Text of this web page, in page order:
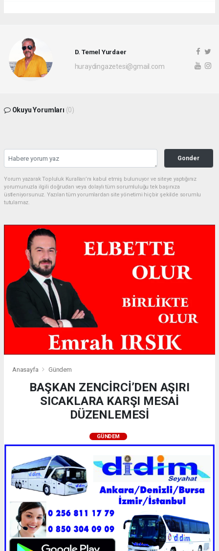
D. Temel Yurdaer
huraydingazetesi@gmail.com
Okuyu Yorumları (0)
Gonder
Yorum yazarak Topluluk Kuralları’nı kabul etmiş bulunuyor ve siteye yaptığınız
yorumunuzla ilgili doğrudan veya dolaylı tüm sorumluluğu tek başınıza
üstleniyorsunuz. Yazılan tüm yorumlardan site yönetimi hiçbir şekilde sorumlu
tutulamaz.
Anasayfa Gündem
BAŞKAN ZENCİRCİ’DEN AŞIRI
SICAKLARA KARŞI MESAİ
DÜZENLEMESİ
GÜNDEM